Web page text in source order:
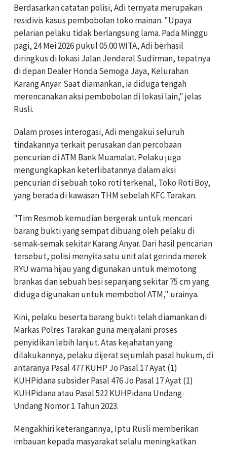
Berdasarkan catatan polisi, Adi ternyata merupakan
residivis kasus pembobolan toko mainan. "Upaya
pelarian pelaku tidak berlangsung lama. Pada Minggu
pagi, 24 Mei 2026 pukul 05.00 WITA, Adi berhasil
diringkus di lokasi Jalan Jenderal Sudirman, tepatnya
di depan Dealer Honda Semoga Jaya, Kelurahan
Karang Anyar. Saat diamankan, ia diduga tengah
merencanakan aksi pembobolan di lokasi lain," jelas
Rusli.
Dalam proses interogasi, Adi mengakui seluruh
tindakannya terkait perusakan dan percobaan
pencurian di ATM Bank Muamalat. Pelaku juga
mengungkapkan keterlibatannya dalam aksi
pencurian di sebuah toko roti terkenal, Toko Roti Boy,
yang berada di kawasan THM sebelah KFC Tarakan.
"Tim Resmob kemudian bergerak untuk mencari
barang bukti yang sempat dibuang oleh pelaku di
semak-semak sekitar Karang Anyar. Dari hasil pencarian
tersebut, polisi menyita satu unit alat gerinda merek
RYU warna hijau yang digunakan untuk memotong
brankas dan sebuah besi sepanjang sekitar 75 cm yang
diduga digunakan untuk membobol ATM," urainya.
Kini, pelaku beserta barang bukti telah diamankan di
Markas Polres Tarakan guna menjalani proses
penyidikan lebih lanjut. Atas kejahatan yang
dilakukannya, pelaku dijerat sejumlah pasal hukum, di
antaranya Pasal 477 KUHP Jo Pasal 17 Ayat (1)
KUHPidana subsider Pasal 476 Jo Pasal 17 Ayat (1)
KUHPidana atau Pasal 522 KUHPidana Undang-
Undang Nomor 1 Tahun 2023.
Mengakhiri keterangannya, Iptu Rusli memberikan
imbauan kepada masyarakat selalu meningkatkan